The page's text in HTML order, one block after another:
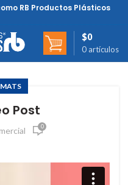
RB Productos Plásticos
0 artículos
$0
Post
0